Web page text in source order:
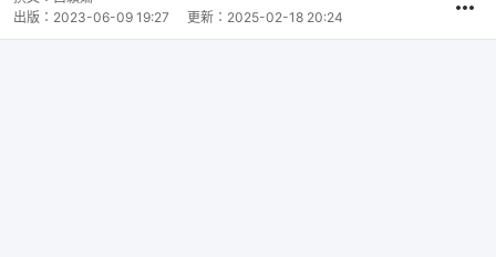
出版： 2023-06-09 19:27 更新： 2025-02-18 20:24